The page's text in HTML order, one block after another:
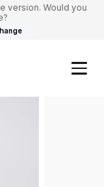
version. Would you